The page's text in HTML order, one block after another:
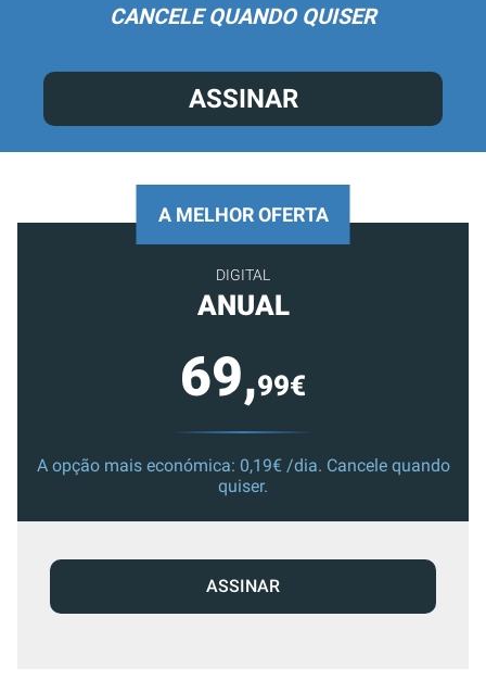
CANCELE QUANDO QUISER
ASSINAR
A MELHOR OFERTA
DIGITAL
ANUAL
69,99€
A opção mais económica: 0,19€ /dia. Cancele quando
quiser.
ASSINAR